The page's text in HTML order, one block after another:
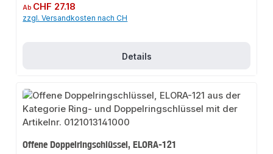
Regulärer Preis:
Ab CHF 27.18
zzgl. Versandkosten nach CH
Details
Offene Doppelringschlüssel, ELORA-121